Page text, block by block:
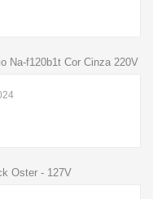
Na-f120b1t Cor Cinza 220V
Oster - 127V